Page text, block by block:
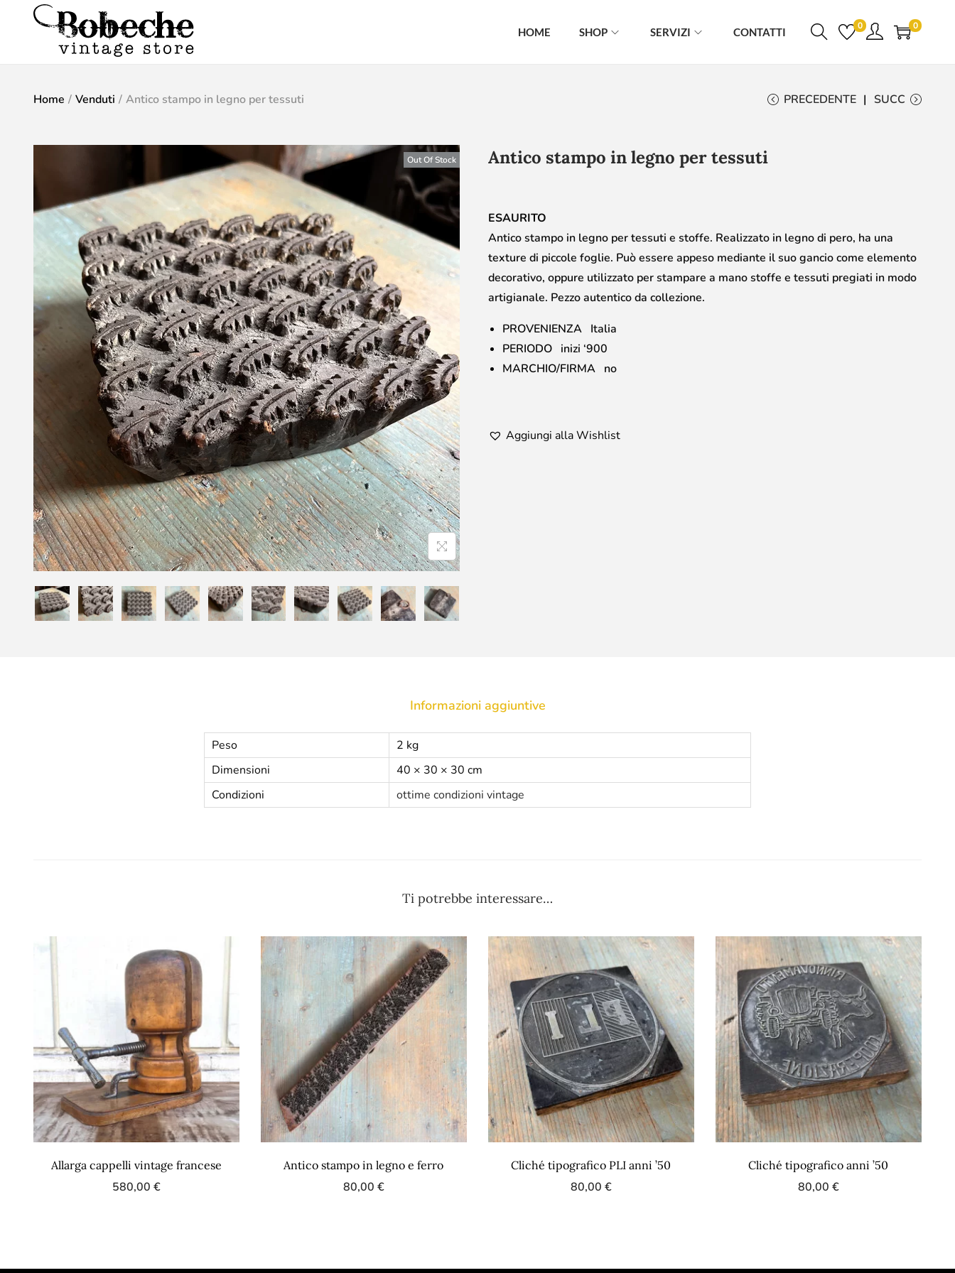
HOME SHOP SERVIZI CONTATTI 0 0
Home / Venduti / Antico stampo in legno per tessuti PRECEDENTE SUCC
Out Of Stock Antico stampo in legno per tessuti
ESAURITO
Antico stampo in legno per tessuti e stoffe. Realizzato in legno di pero, ha una
texture di piccole foglie. Può essere appeso mediante il suo gancio come elemento
decorativo, oppure utilizzato per stampare a mano stoffe e tessuti pregiati in modo
artigianale. Pezzo autentico da collezione.
PROVENIENZA Italia
PERIODO inizi ‘900
MARCHIO/FIRMA no
Aggiungi alla Wishlist
Informazioni aggiuntive
Peso
2 kg
Dimensioni
40 × 30 × 30 cm
Condizioni
ottime condizioni vintage
Ti potrebbe interessare…
Allarga cappelli vintage francese
580,00 €
Antico stampo in legno e ferro
80,00 €
Cliché tipografico PLI anni ’50
80,00 €
Cliché tipografico anni ’50
80,00 €